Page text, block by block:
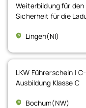
Weiterbildung für den
Sicherheit für die
Lingen(NI)
LKW Führerschein |
Ausbildung Klasse C
Bochum(NW)